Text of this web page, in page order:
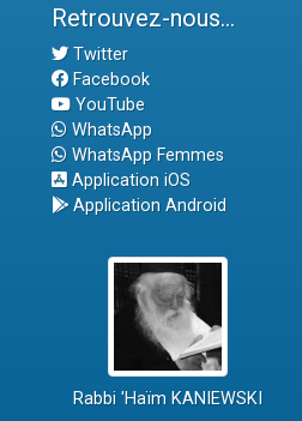
Retrouvez-nous...
Twitter
Facebook
YouTube
WhatsApp
WhatsApp Femmes
Application iOS
Application Android
Rabbi 'Haïm KANIEWSKI